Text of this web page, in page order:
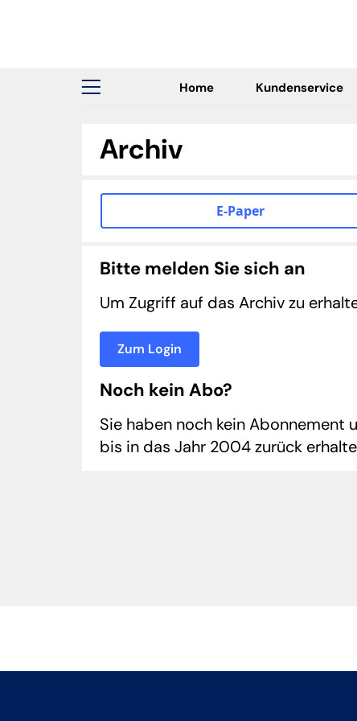
Home Kundenservice
Archiv
E-Paper
Bitte melden Sie sich an
Um Zugriff auf das Archiv zu
Zum Login
Noch kein Abo?
Sie haben noch kein Abonnement
bis in das Jahr 2004 zurück